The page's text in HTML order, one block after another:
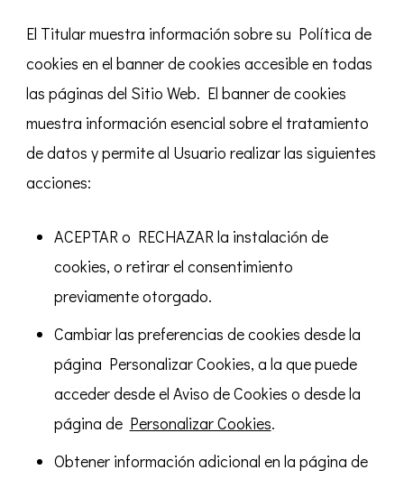
El Titular muestra información sobre su Política de
cookies en el banner de cookies accesible en todas
las páginas del Sitio Web. El banner de cookies
muestra información esencial sobre el tratamiento
de datos y permite al Usuario realizar las siguientes
acciones:
ACEPTAR o RECHAZAR la instalación de
cookies, o retirar el consentimiento
previamente otorgado.
Cambiar las preferencias de cookies desde la
página Personalizar Cookies, a la que puede
acceder desde el Aviso de Cookies o desde la
página de Personalizar Cookies.
Obtener información adicional en la página de